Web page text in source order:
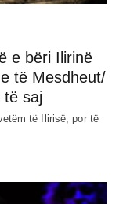
e bëri Ilirinë
të Mesdheut/
të saj
të Ilirisë, por të